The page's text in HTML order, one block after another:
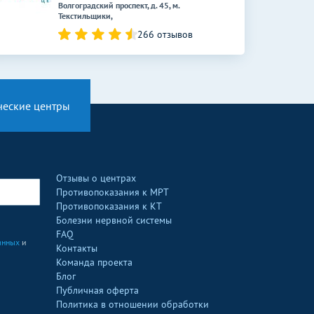
Волгоградский проспект, д. 45, м.
Текстильщики,
266 отзывов
центры
и
Отзывы о центрах
Противопоказания к МРТ
Противопоказания к КТ
Болезни нервной системы
FAQ
Контакты
Команда проекта
Блог
Публичная оферта
Политика в отношении обработки